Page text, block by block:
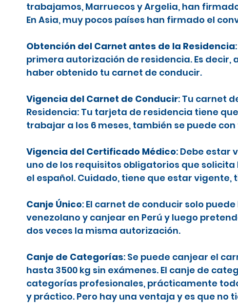
trabajamos, Marruecos y Argelia, han
En Asia, muy pocos países han firmado el
Obtención del Carnet antes de la Residencia
primera autorización de residencia. Es decir,
haber obtenido tu carnet de conducir.
Vigencia del Carnet de Conducir: Tu carnet
Residencia: Tu tarjeta de residencia tiene
trabajar a los 6 meses, también se puede
Vigencia del Certificado Médico: Debe estar
uno de los requisitos obligatorios que
el español. Cuidado, tiene que estar vigente,
Canje Único: El carnet de conducir solo
venezolano y canjear en Perú y luego
dos veces la misma autorización.
Canje de Categorías: Se puede canjear el
hasta 3500 kg sin exámenes. El canje de
categorías profesionales, prácticamente
y práctico. Pero hay una ventaja y es que no